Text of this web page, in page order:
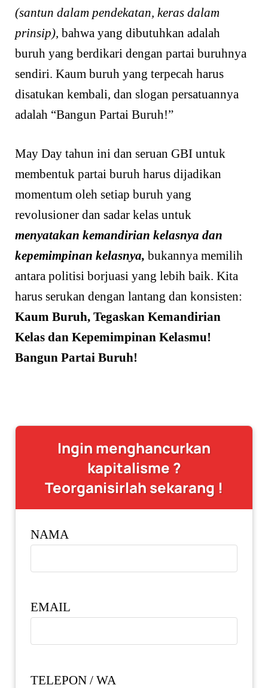
(santun dalam pendekatan, keras dalam
prinsip), bahwa yang dibutuhkan adalah
buruh yang berdikari dengan partai buruhnya
sendiri. Kaum buruh yang terpecah harus
disatukan kembali, dan slogan persatuannya
adalah “Bangun Partai Buruh!”
May Day tahun ini dan seruan GBI untuk
membentuk partai buruh harus dijadikan
momentum oleh setiap buruh yang
revolusioner dan sadar kelas untuk
menyatakan kemandirian kelasnya dan
kepemimpinan kelasnya, bukannya memilih
antara politisi borjuasi yang lebih baik. Kita
harus serukan dengan lantang dan konsisten:
Kaum Buruh, Tegaskan Kemandirian
Kelas dan Kepemimpinan Kelasmu!
Bangun Partai Buruh!
Ingin menghancurkan
kapitalisme ?
Teorganisirlah sekarang !
NAMA
EMAIL
TELEPON / WA